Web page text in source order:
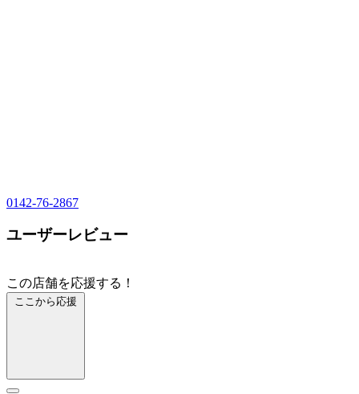
0142-76-2867
ユーザーレビュー
この店舗を応援する！
ここから応援